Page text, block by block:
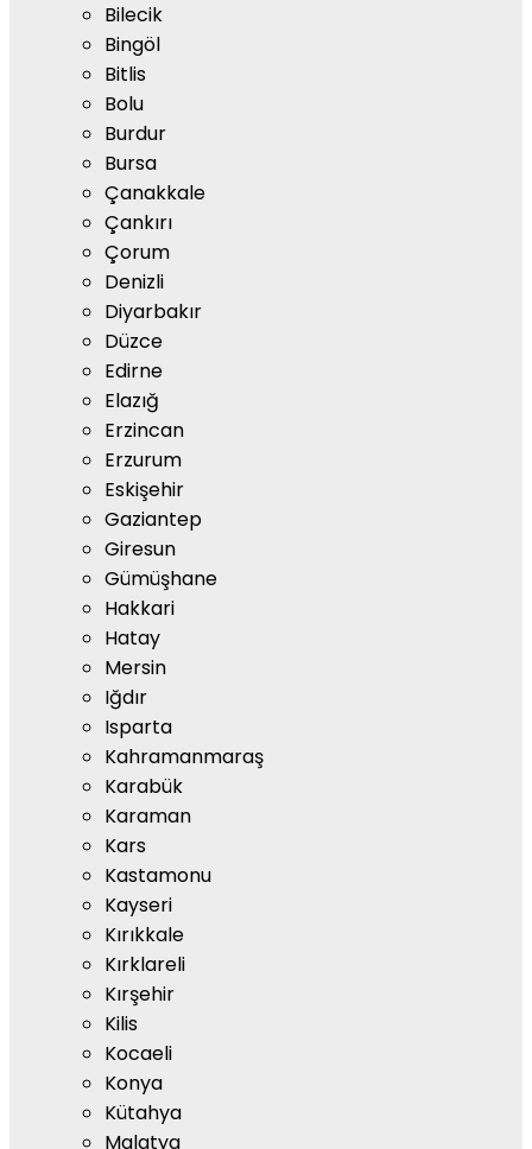
Bilecik
Bingöl
Bitlis
Bolu
Burdur
Bursa
Çanakkale
Çankırı
Çorum
Denizli
Diyarbakır
Düzce
Edirne
Elazığ
Erzincan
Erzurum
Eskişehir
Gaziantep
Giresun
Gümüşhane
Hakkari
Hatay
Mersin
Iğdır
Isparta
Kahramanmaraş
Karabük
Karaman
Kars
Kastamonu
Kayseri
Kırıkkale
Kırklareli
Kırşehir
Kilis
Kocaeli
Konya
Kütahya
Malatya